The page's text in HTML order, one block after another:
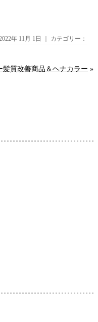
年 11月 1日 ｜ カテゴリー：
髪質改善商品＆ヘナカラー »